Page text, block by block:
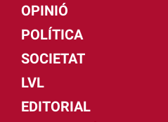
OPINIÓ
POLÍTICA
SOCIETAT
LVL
EDITORIAL